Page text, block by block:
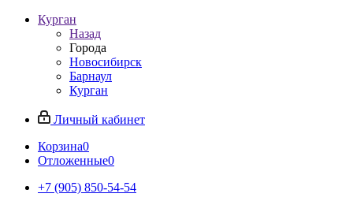
Курган
Назад
Города
Новосибирск
Барнаул
Курган
Личный кабинет
Корзина0
Отложенные0
+7 (905) 850-54-54